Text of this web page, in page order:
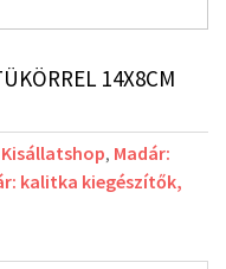
14X8CM
Kisállatshop, Madár:
kalitka kiegészítők,